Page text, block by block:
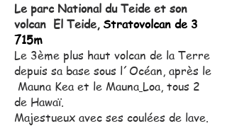
Le parc National du Teide et son
volcan El Teide, Stratovolcan de 3
715m
Le 3ème plus haut volcan de la Terre
depuis sa base sous l´Océan, après le
Mauna Kea et le Mauna Loa, tous 2
de Hawaï.
Majestueux avec ses coulées de lave.